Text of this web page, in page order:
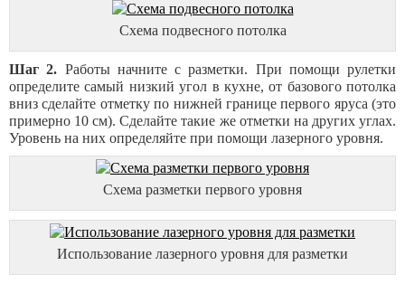
Схема подвесного потолка
Шаг 2. Работы начните с разметки. При помощи рулетки
определите самый низкий угол в кухне, от базового потолка
вниз сделайте отметку по нижней границе первого яруса (это
примерно 10 см). Сделайте такие же отметки на других углах.
Уровень на них определяйте при помощи лазерного уровня.
Схема разметки первого уровня
Использование лазерного уровня для разметки